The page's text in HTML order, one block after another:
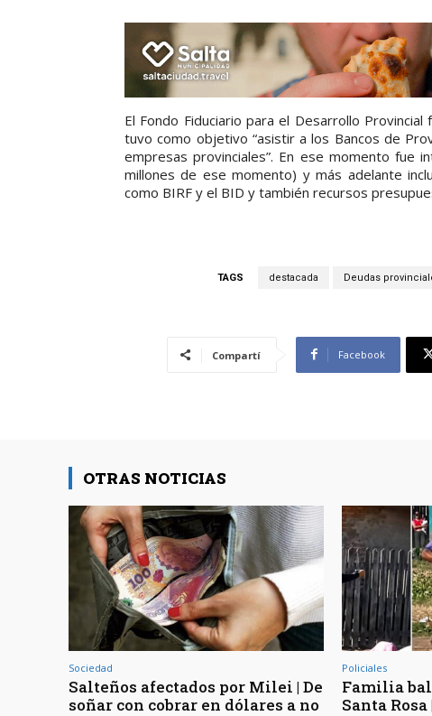
El Fondo Fiduciario para el Desarrollo
tuvo como objetivo “asistir a los Bancos de
empresas provinciales”. En ese momento fue
millones de ese momento) y más adelante
como BIRF y el BID y también recursos
TAGS destacada Deudas
Compartí Facebook
OTRAS NOTICIAS
Sociedad
Salteños afectados por Milei | De
soñar con cobrar en dólares a no
Policiales
Familia
Santa